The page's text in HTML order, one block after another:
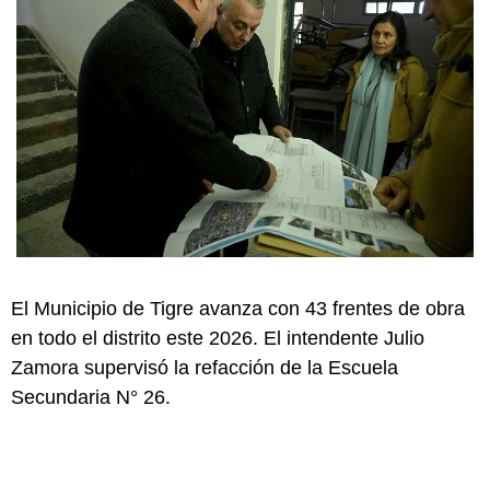
El Municipio de Tigre avanza con 43 frentes de obra
en todo el distrito este 2026. El intendente Julio
Zamora supervisó la refacción de la Escuela
Secundaria N° 26.